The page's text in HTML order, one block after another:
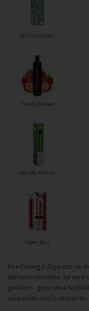
SKE Crystal Bar
Totally Wicked
VQUBE 18 Karat
Vapes Bars
Eine Einweg-E-Zigarette ist
dampfen möchten. Sie
geliefert – ganz ohne
auspacken und losdampfen.